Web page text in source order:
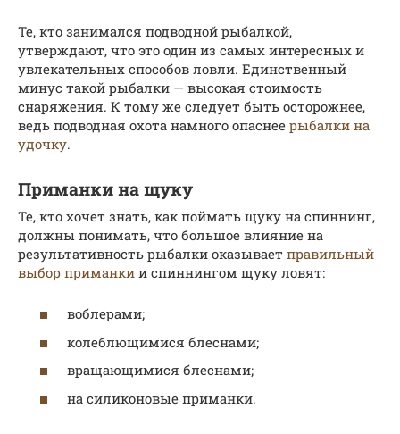
Те, кто занимался подводной рыбалкой,
утверждают, что это один из самых интересных и
увлекательных способов ловли. Единственный
минус такой рыбалки — высокая стоимость
снаряжения. К тому же следует быть осторожнее,
ведь подводная охота намного опаснее рыбалки на
удочку.
Приманки на щуку
Те, кто хочет знать, как поймать щуку на спиннинг,
должны понимать, что большое влияние на
результативность рыбалки оказывает правильный
выбор приманки и спиннингом щуку ловят:
воблерами;
колеблющимися блеснами;
вращающимися блеснами;
на силиконовые приманки.